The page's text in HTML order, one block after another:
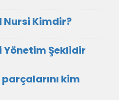
Nursi Kimdir?
Şeklidir
kim